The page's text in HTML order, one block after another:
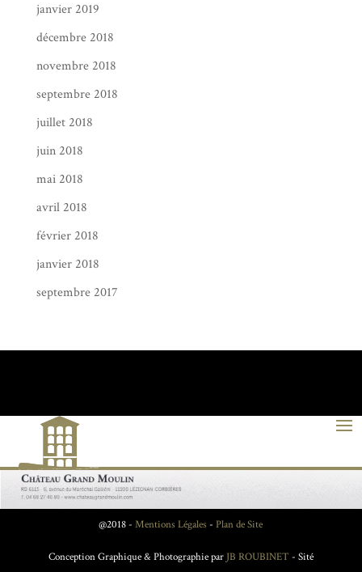
janvier 2019
décembre 2018
novembre 2018
septembre 2018
juillet 2018
juin 2018
mai 2018
avril 2018
février 2018
janvier 2018
septembre 2017
@2018 - Mentions Légales - Plan de Site
Conception Graphique & Photographie par JB ROUBINET - Sité